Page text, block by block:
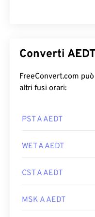
Converti
FreeConvert.com
altri fusi orari:
PST A AEDT
WET A AEDT
CST A AEDT
MSK A AEDT